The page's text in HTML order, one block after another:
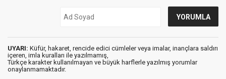
UYARI: Küfür, hakaret, rencide edici cümleler veya imalar, inançlara saldırı
içeren, imla kuralları ile yazılmamış,
Türkçe karakter kullanılmayan ve büyük harflerle yazılmış yorumlar
onaylanmamaktadır.